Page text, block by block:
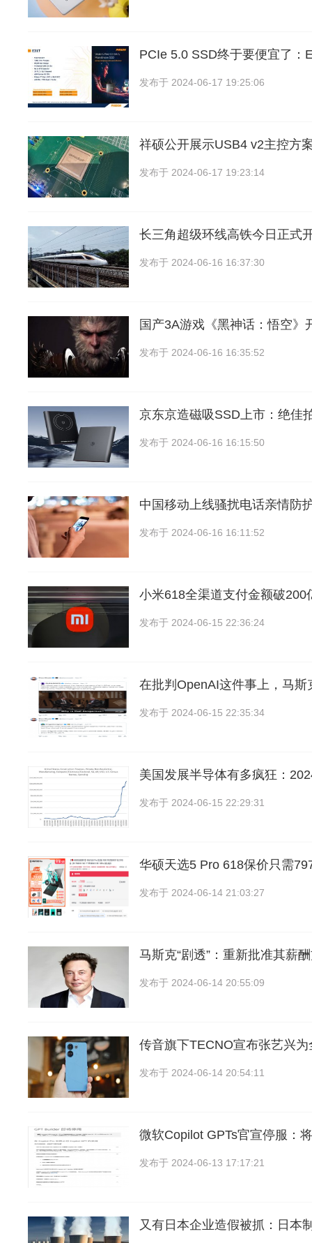
PCIe 5.0 SSD终于要便宜了：
发布于 2024-06-17 19:25:06
祥硕公开展示USB4 v2主控方
发布于 2024-06-17 19:23:14
长三角超级环线高铁今日正式
发布于 2024-06-16 16:37:30
国产3A游戏《黑神话：悟空》
发布于 2024-06-16 16:35:52
京东京造磁吸SSD上市：绝佳
发布于 2024-06-16 16:15:50
中国移动上线骚扰电话亲情防
发布于 2024-06-16 16:11:52
小米618全渠道支付金额破200
发布于 2024-06-15 22:36:24
在批判OpenAI这件事上，马斯
发布于 2024-06-15 22:35:34
美国发展半导体有多疯狂：
发布于 2024-06-15 22:29:31
华硕天选5 Pro 618保价只需
发布于 2024-06-14 21:03:27
马斯克“剧透”：重新批准其薪
发布于 2024-06-14 20:55:09
传音旗下TECNO宣布张艺兴
发布于 2024-06-14 20:54:11
微软Copilot GPTs官宣停服：
发布于 2024-06-13 17:17:21
又有日本企业造假被抓：日本